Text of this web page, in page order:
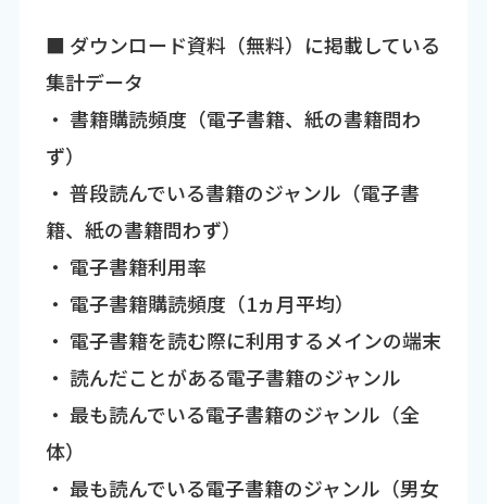
■ ダウンロード資料（無料）に掲載している
集計データ
・ 書籍購読頻度（電子書籍、紙の書籍問わ
ず）
・ 普段読んでいる書籍のジャンル（電子書
籍、紙の書籍問わず）
・ 電子書籍利用率
・ 電子書籍購読頻度（1ヵ月平均）
・ 電子書籍を読む際に利用するメインの端末
・ 読んだことがある電子書籍のジャンル
・ 最も読んでいる電子書籍のジャンル（全
体）
・ 最も読んでいる電子書籍のジャンル（男女